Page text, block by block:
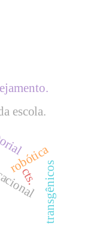
escola.
robótica
transgênicos
cts.